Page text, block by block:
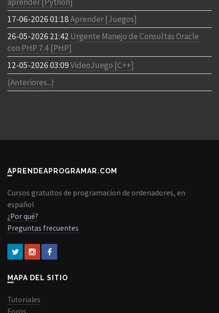
17-06-2026 01:18Aprender [Juegos]
26-05-2026 21:42 Urgente Manejo de Consultas Oracle
con PHP 7.4 [PHP]
12-05-2026 03:09VideoJuego [C++]
(Anteriores...)
APRENDEAPROGRAMAR.COM
Cursos gratuitos de programacion de ordenadores, en
español
¿Por qué?
Preguntas frecuentes
MAPA DEL SITIO
Tutoriales